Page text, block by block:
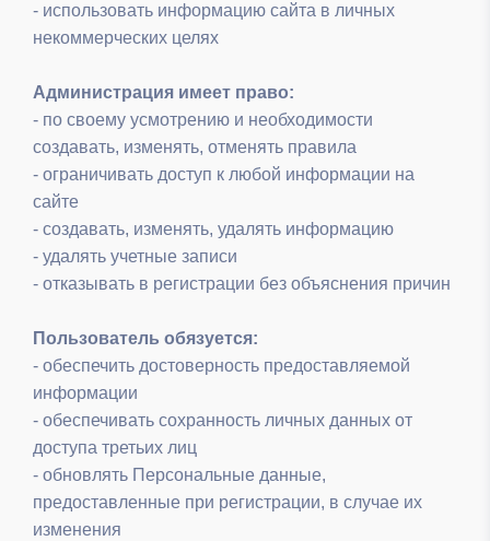
- использовать информацию сайта в личных
некоммерческих целях
Администрация имеет право:
- по своему усмотрению и необходимости
создавать, изменять, отменять правила
- ограничивать доступ к любой информации на
сайте
- создавать, изменять, удалять информацию
- удалять учетные записи
- отказывать в регистрации без объяснения причин
Пользователь обязуется:
- обеспечить достоверность предоставляемой
информации
- обеспечивать сохранность личных данных от
доступа третьих лиц
- обновлять Персональные данные,
предоставленные при регистрации, в случае их
изменения